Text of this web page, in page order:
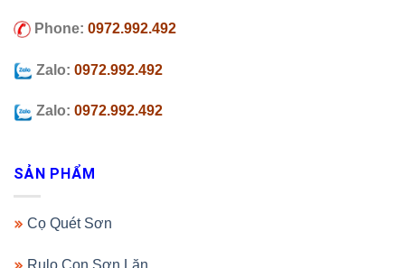
Phone: 0972.992.492
Zalo: 0972.992.492
Zalo: 0972.992.492
SẢN PHẨM
Cọ Quét Sơn
Rulo Con Sơn Lăn